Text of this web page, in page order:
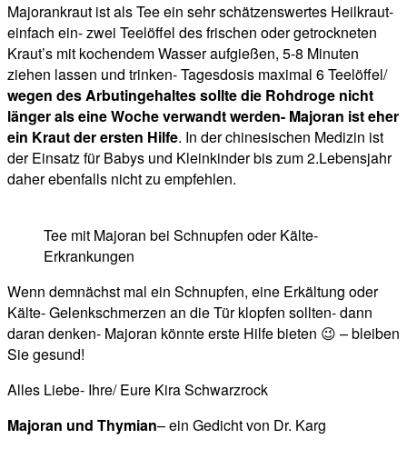
Majorankraut ist als Tee ein sehr schätzenswertes Heilkraut-
einfach ein- zwei Teelöffel des frischen oder getrockneten
Kraut’s mit kochendem Wasser aufgießen, 5-8 Minuten
ziehen lassen und trinken- Tagesdosis maximal 6 Teelöffel/
wegen des Arbutingehaltes sollte die Rohdroge nicht
länger als eine Woche verwandt werden- Majoran ist eher
ein Kraut der ersten Hilfe. In der chinesischen Medizin ist
der Einsatz für Babys und Kleinkinder bis zum 2.Lebensjahr
daher ebenfalls nicht zu empfehlen.
Tee mit Majoran bei Schnupfen oder Kälte-
Erkrankungen
Wenn demnächst mal ein Schnupfen, eine Erkältung oder
Kälte- Gelenkschmerzen an die Tür klopfen sollten- dann
daran denken- Majoran könnte erste Hilfe bieten 😉 – bleiben
Sie gesund!
Alles Liebe- Ihre/ Eure Kira Schwarzrock
Majoran und Thymian– ein Gedicht von Dr. Karg